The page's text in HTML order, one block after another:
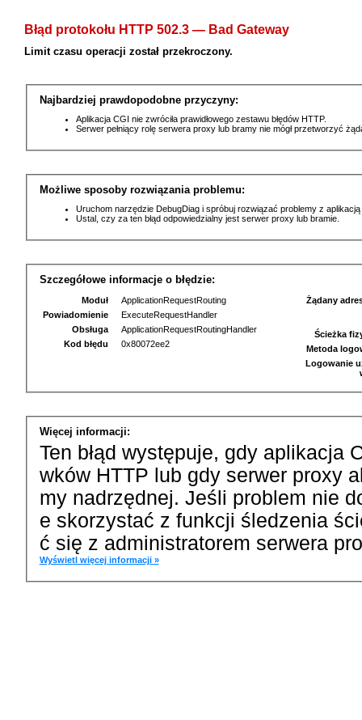
Błąd protokołu HTTP 502.3 — Bad Gateway
Limit czasu operacji został przekroczony.
Najbardziej prawdopodobne przyczyny:
Aplikacja CGI nie zwróciła prawidłowego zestawu błędów HTTP.
Serwer pełniący rolę serwera proxy lub bramy nie mógł przetworzyć
Możliwe sposoby rozwiązania problemu:
Uruchom narzędzie DebugDiag i spróbuj rozwiązać problemy z
Ustal, czy za ten błąd odpowiedzialny jest serwer proxy lub bramie.
Szczegółowe informacje o błędzie:
Moduł
ApplicationRequestRouting
Powiadomienie
ExecuteRequestHandler
Obsługa
ApplicationRequestRoutingHandler
Kod błędu
0x80072ee2
Żądany
Ścieżka
Metoda
Logowanie
Więcej informacji:
Ten błąd występuje, gdy aplikacja
wków HTTP lub gdy serwer proxy
my nadrzędnej. Jeśli problem nie
e skorzystać z funkcji śledzenia
ć się z administratorem serwera
Wyświetl więcej informacji »